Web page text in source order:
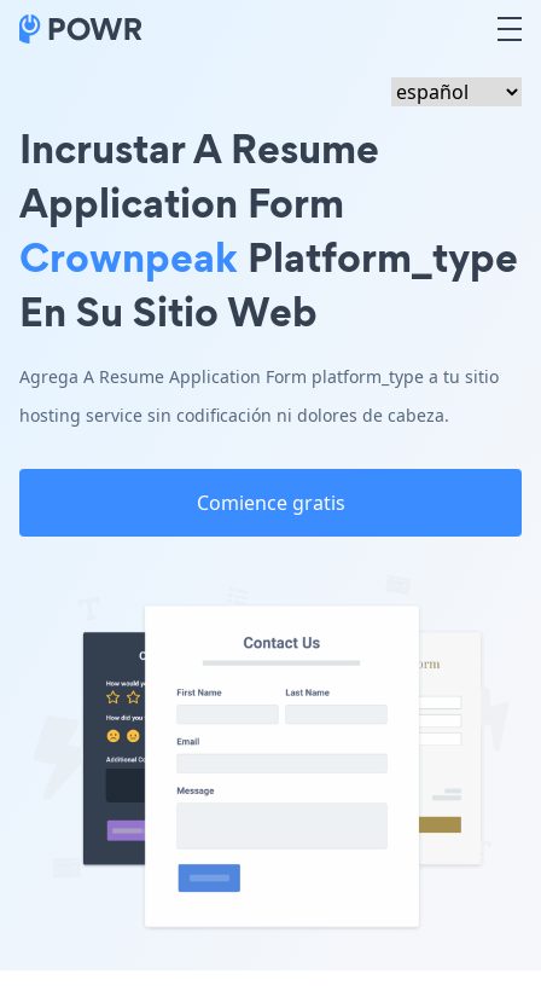
Incrustar A Resume
Application Form
Crownpeak Platform_type
En Su Sitio Web
Agrega A Resume Application Form platform_type a tu sitio
hosting service sin codificación ni dolores de cabeza.
Comience gratis